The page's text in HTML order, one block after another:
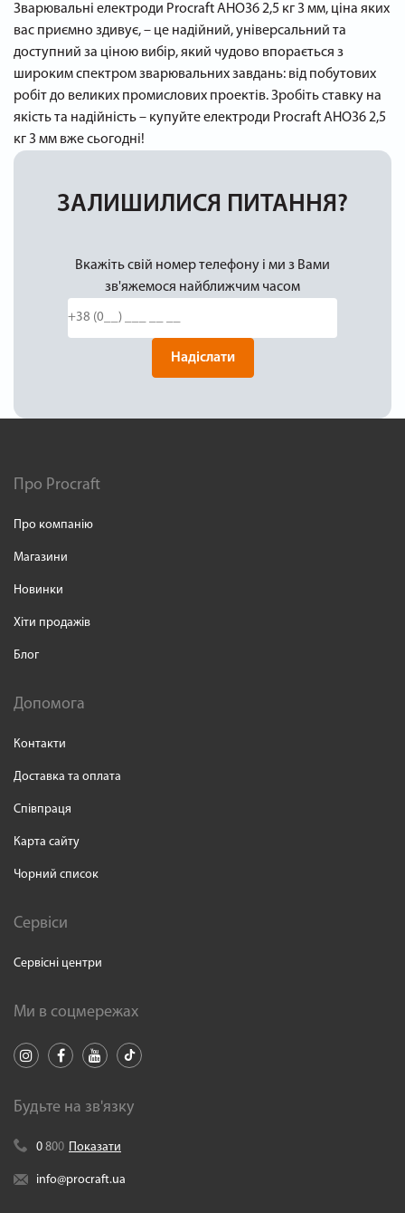
Зварювальні електроди Procraft AHO36 2,5 кг 3 мм, ціна яких
вас приємно здивує, – це надійний, універсальний та
доступний за ціною вибір, який чудово впорається з
широким спектром зварювальних завдань: від побутових
робіт до великих промислових проектів. Зробіть ставку на
якість та надійність – купуйте електроди Procraft AHO36 2,5
кг 3 мм вже сьогодні!
ЗАЛИШИЛИСЯ ПИТАННЯ?
Вкажіть свій номер телефону і ми з Вами
зв'яжемося найближчим часом
Надіслати
Про Procraft
Про компанію
Магазини
Новинки
Хіти продажів
Блог
Допомога
Контакти
Доставка та оплата
Співпраця
Карта сайту
Чорний список
Сервіси
Сервісні центри
Ми в соцмережах
Будьте на зв'язку
0 800 Показати
info@procraft.ua